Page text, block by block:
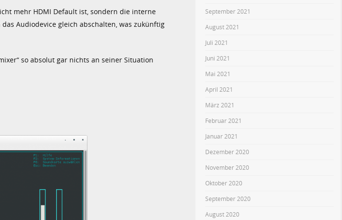
mehr HDMI Default ist, sondern die interne
Audiodevice gleich abschalten, was zukünftig
so absolut gar nichts an seiner Situation
September 2021
August 2021
Juli 2021
Juni 2021
Mai 2021
April 2021
März 2021
Februar 2021
Januar 2021
Dezember 2020
November 2020
Oktober 2020
September 2020
August 2020